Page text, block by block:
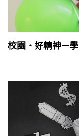
校園‧好精神—學